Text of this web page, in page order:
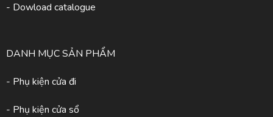
- Dowload catalogue
DANH MỤC SẢN PHẨM
- Phụ kiện cửa đi
- Phụ kiện cửa sổ